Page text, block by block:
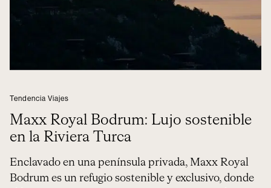
Tendencia Viajes
Maxx Royal Bodrum: Lujo sostenible
en la Riviera Turca
Enclavado en una península privada, Maxx Royal
Bodrum es un refugio sostenible y exclusivo, donde